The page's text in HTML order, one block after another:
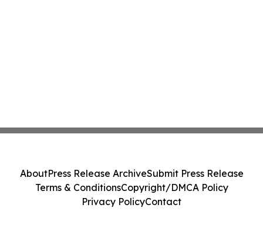
AboutPress Release ArchiveSubmit Press Release
Terms & ConditionsCopyright/DMCA Policy
Privacy PolicyContact